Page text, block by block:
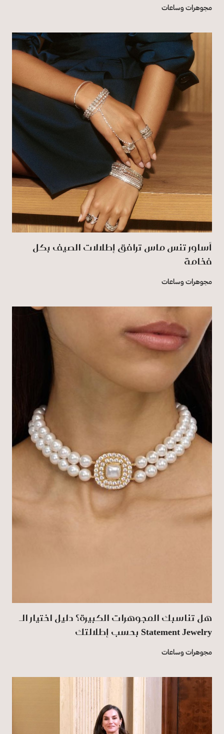
مجوهرات وساعات
أساور تنس ماس ترافق إطلالات الصيف بكل
فخامة
مجوهرات وساعات
هل تناسبك المجوهرات الكبيرة؟ دليل اختيار الـ
Statement Jewelry بحسب إطلالتك
مجوهرات وساعات